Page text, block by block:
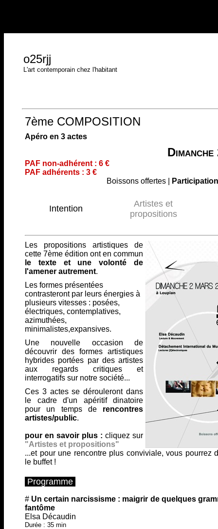
o25rjj
L'art contemporain chez l'habitant
7ème COMPOSITION
Apéro en 3 actes
PAF non-adhérent : 6 €
PAF adhérents : 3 €
Boissons offertes |
Intention
Artistes et
propositions
Les propositions artistiques de
cette 7ème édition ont en commun
le texte et une volonté de
l'amener autrement.
Les formes présentées
contrasteront par leurs énergies à
plusieurs vitesses : posées,
électriques, contemplatives,
azimuthées,
minimalistes,expansives.
Une nouvelle occasion de
découvrir des formes artistiques
hybrides portées par des artistes
aux regards critiques et
interrogatifs sur notre société...
Ces 3 actes se dérouleront dans
le cadre d'un apéritif dinatoire
pour un temps de rencontres
artistes/public.
pour en savoir plus : cliquez sur
"Artistes et propositions"
...et pour une rencontre plus conviviale, vous pourrez
le buffet !
Programme
# Un certain narcissisme : maigrir de quelques
fantôme
Elsa Décaudin
Durée : 35 min